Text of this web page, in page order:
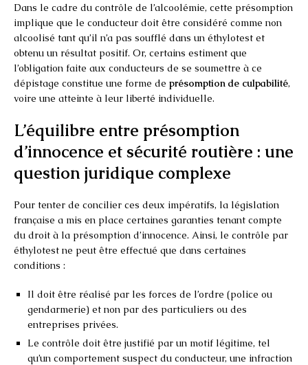
Dans le cadre du contrôle de l’alcoolémie, cette présomption
implique que le conducteur doit être considéré comme non
alcoolisé tant qu’il n’a pas soufflé dans un éthylotest et
obtenu un résultat positif. Or, certains estiment que
l’obligation faite aux conducteurs de se soumettre à ce
dépistage constitue une forme de présomption de culpabilité,
voire une atteinte à leur liberté individuelle.
L’équilibre entre présomption
d’innocence et sécurité routière : une
question juridique complexe
Pour tenter de concilier ces deux impératifs, la législation
française a mis en place certaines garanties tenant compte
du droit à la présomption d’innocence. Ainsi, le contrôle par
éthylotest ne peut être effectué que dans certaines
conditions :
Il doit être réalisé par les forces de l’ordre (police ou
gendarmerie) et non par des particuliers ou des
entreprises privées.
Le contrôle doit être justifié par un motif légitime, tel
qu’un comportement suspect du conducteur, une infraction